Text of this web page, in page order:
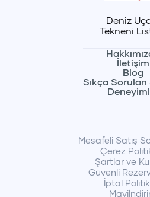
Deniz
Tekneni
İletişim
Blog
Sıkça
Mesafeli Satış
Çerez
Şartlar ve
Güvenli
İptal